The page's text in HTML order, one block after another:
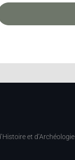
et d’Archéologie